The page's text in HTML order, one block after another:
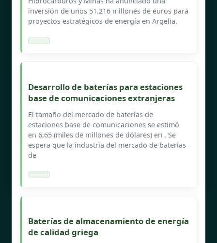
inversión de unos 51.216 millones de euros para
proyectos estratégicos de energía en Argelia.
Desarrollo de baterías para estaciones
base de comunicaciones extranjeras
El tamaño del mercado de baterías de
estaciones base de comunicaciones se estimó
en 6,65 (miles de millones de dólares) en . Se
espera que la industria del mercado de baterías
de
Baterías de almacenamiento de energía
de calidad griega